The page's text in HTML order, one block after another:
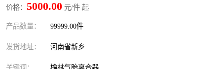
价格： 5000.00 元/件 起
产品数量： 99999.00件
发货地址： 河南省新乡